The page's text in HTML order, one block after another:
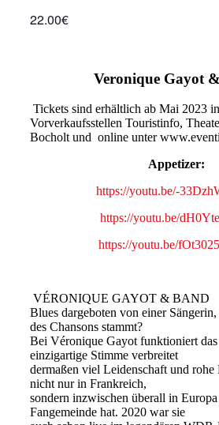
22.00€
Veronique Gayot
Tickets sind erhältlich ab Mai 2023
Vorverkaufsstellen Touristinfo,
Bocholt und online unter
Appetizer:
https://youtu.be/-
https://youtu.be/
https://youtu.be/
VÉRONIQUE GAYOT & BAND
Blues dargeboten von einer
des Chansons stammt?
Bei Véronique Gayot funktioniert
einzigartige Stimme verbreitet
dermaßen viel Leidenschaft und rohe
nicht nur in Frankreich,
sondern inzwischen überall in Europa
Fangemeinde hat. 2020 war sie